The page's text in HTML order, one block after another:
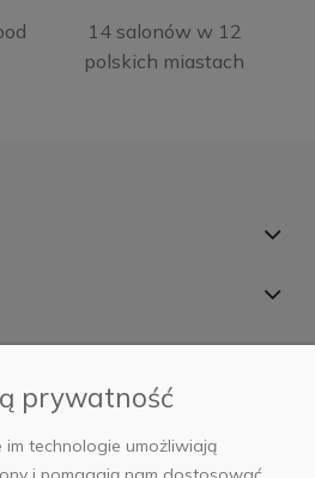
14 salonów w 12
polskich miastach
prywatność
im technologie umożliwiają